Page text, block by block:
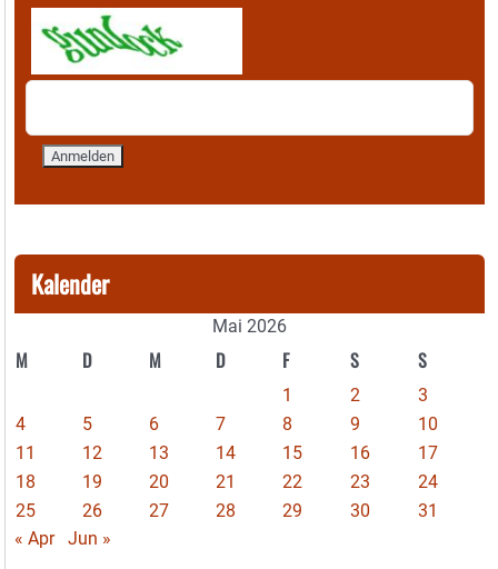
Kalender
Mai 2026
M D M D F S S
1 2
3
4
5 6 7 8 9
10
11
12 13 14 15 16
17
18
19 20 21 22 23
24
25
26 27 28 29 30
31
« Apr
Jun »